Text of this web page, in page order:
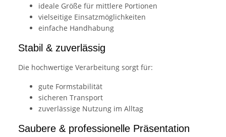
ideale Größe für mittlere Portionen
vielseitige Einsatzmöglichkeiten
einfache Handhabung
Stabil & zuverlässig
Die hochwertige Verarbeitung sorgt für:
gute Formstabilität
sicheren Transport
zuverlässige Nutzung im Alltag
Saubere & professionelle Präsentation